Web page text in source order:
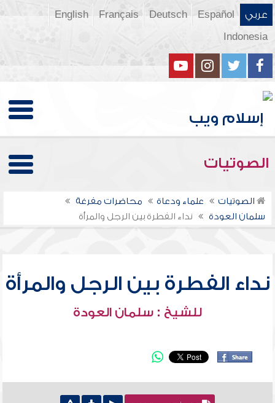
عربي Español
Deutsch
Français
English
Indonesia
الصوتيات
الصوتيات علماء ودعاة
محاضرات مفرغة
سلمان العودة
نداء الفطرة بين الرجل والمرأة
نداء الفطرة بين الرجل والمرأة
للشيخ : سلمان العودة